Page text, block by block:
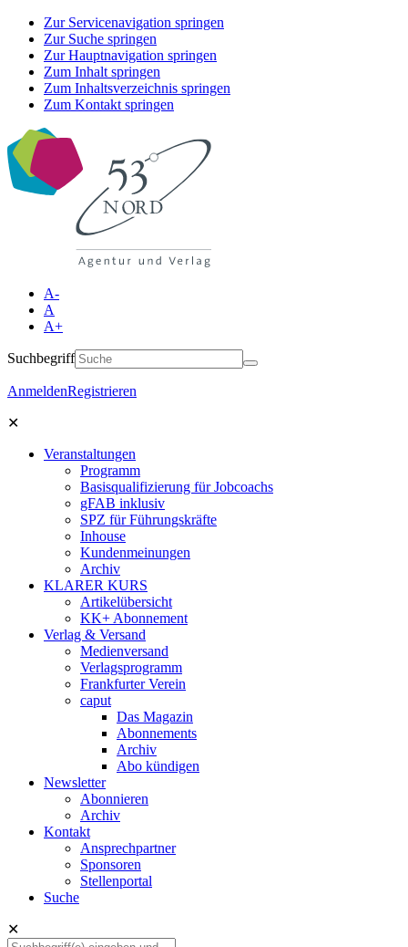
Zur Servicenavigation springen
Zur Suche springen
Zur Hauptnavigation springen
Zum Inhalt springen
Zum Inhaltsverzeichnis springen
Zum Kontakt springen
A-
A
A+
Suchbegriff
AnmeldenRegistrieren
✕
Veranstaltungen
Programm
Basisqualifizierung für Jobcoachs
gFAB inklusiv
SPZ für Führungskräfte
Inhouse
Kundenmeinungen
Archiv
KLARER KURS
Artikelübersicht
KK+ Abonnement
Verlag & Versand
Medienversand
Verlagsprogramm
Frankfurter Verein
caput
Das Magazin
Abonnements
Archiv
Abo kündigen
Newsletter
Abonnieren
Archiv
Kontakt
Ansprechpartner
Sponsoren
Stellenportal
Suche
✕